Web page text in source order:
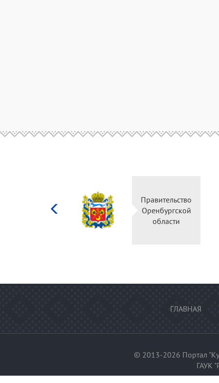
Министерство
культуры
Российской
федерации
ГЛАВНАЯ
© 2013-2026 Портал
ГАУК